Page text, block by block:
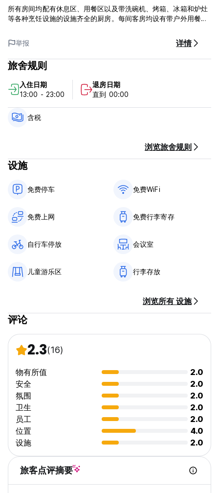
所有房间均配有休息区、用餐区以及带洗碗机、烤箱、冰箱和炉灶
等各种烹饪设施的设施齐全的厨房。每间客房均设有带户外用餐区
美式早餐提供多种选择，包括当地特色菜、煎饼和水果。酒店设有
小吃店和迷你市场。
里放松身心。
Nahimara Champeta HOSTEL 政策和条件：
11点前退房
抵达时以现金付款
含税
一般的：
仅私人客房允许携带宠物
(Auto-translated from original language)
举报 详情
旅舍规则
入住日期
13:00 - 23:00
退房日期
直到 00:00
含税
浏览旅舍规则
设施
免费停车 免费WiFi
免费上网 免费行李寄存
自行车停放 会议室
儿童游乐区 行李存放
浏览所有 设施
评论
2.3(16)
物有所值
2.0
安全
2.0
氛围
2.0
卫生
2.0
员工
2.0
位置
4.0
设施
2.0
旅客点评摘要